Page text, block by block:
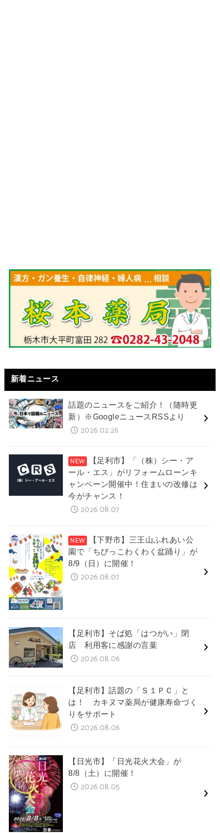
新着ニュース
話題のニュースをご紹介！（随時更
新）※GoogleニュースRSSより
2026.02.26
【足利市】「（株）シー・ア
ール・エス」がリフォームローンキ
ャンペーン開催中！住まいの改修は
今がチャンス！
2026.08.07
【下野市】三王山ふれあい公
園で「ちびっこわくわく盆踊り」が
8/9（日）に開催！
2026.08.07
【足利市】そば処「はつがい」閉
店 利用客に感謝の言葉
2026.08.06
【足利市】話題の「Ｓ１ＰＣ」と
は！ カキヌマ薬局が健康寿命づく
りをサポート
2026.08.06
【日光市】「日光花火大会」が
8/8（土）に開催！
2026.08.05